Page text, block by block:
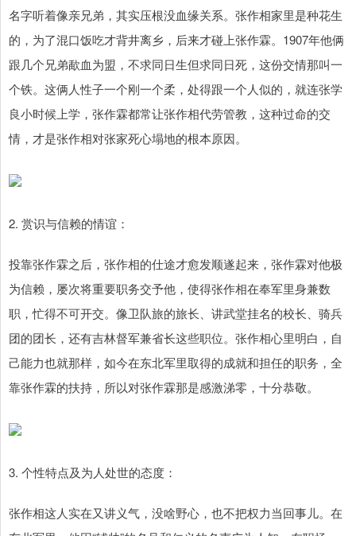
名字听着像亲兄弟，其实压根没血缘关系。张作相家里是种花生
的，为了混口饭吃才背井离乡，后来才碰上张作霖。1907年他俩
跟几个兄弟歃血为盟，不求同日生但求同日死，这份交情那叫一
个铁。这俩人性子一个刚一个柔，处得跟一个人似的，就连张学
良小时候上学，张作霖都常让张作相代劳管教，这种过命的交
情，才是张作相对张家死心塌地的根本原因。
2. 赏识与信赖的情谊：
投靠张作霖之后，张作相的仕途才愈发顺遂起来，张作霖对他极
为信赖，屡次将重要职务交予他，使得张作相在奉军里身兼数
职，忙得不可开交。像卫队旅的旅长、讲武堂挂名的校长、骑兵
团的团长，还有吉林督军兼省长这些职位。张作相心里明白，自
己能力也就那样，如今在东北军里取得的成就和担任的职务，全
靠张作霖的扶持，所以对张作霖那是感激涕零，十分恭敬。
3. 个性特点及为人处世的态度：
张作相这人实在又讲义气，没啥野心，也不把权力当回事儿。在